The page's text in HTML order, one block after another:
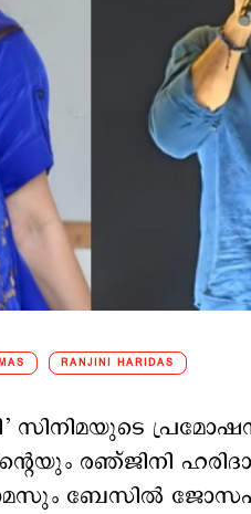
RANJINI HARIDAS
സിനിമയുടെ
രഞ്ജിനി
ബേസിൽ